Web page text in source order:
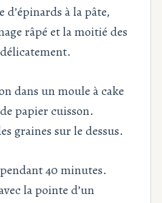
à la pâte,
râpé et la moitié des
dans un moule à cake
papier cuisson.
graines sur le dessus.
40 minutes.
la pointe d’un